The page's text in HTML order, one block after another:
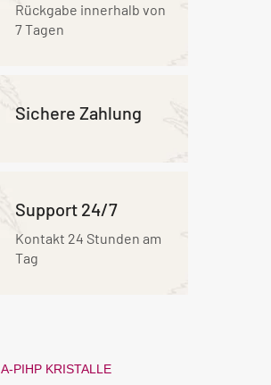
Rückgabe innerhalb von
7 Tagen
Sichere Zahlung
Support 24/7
Kontakt 24 Stunden am
Tag
A-PIHP KRISTALLE